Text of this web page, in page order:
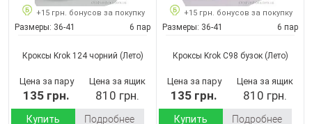
+15 грн. бонусов за покупку
Размеры: 36-41 6 пар
Кроксы Krok 124 чорний (Лето)
Цена за пару
135 грн.
Цена за ящик
810 грн.
Купить Подробнее
+15 грн. бонусов за покупку
Размеры: 36-41 6 пар
Кроксы Krok C98 бузок(Лето)
Цена за пару
135 грн.
Цена за ящик
810 грн.
Купить Подробнее